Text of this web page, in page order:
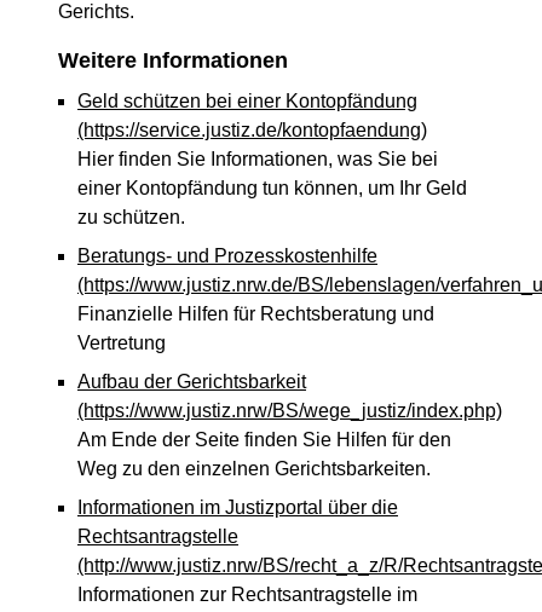
Gerichts.
Weitere Informationen
Geld schützen bei einer Kontopfändung
(https://service.justiz.de/kontopfaendung)
Hier finden Sie Informationen, was Sie bei
einer Kontopfändung tun können, um Ihr Geld
zu schützen.
Beratungs- und Prozesskostenhilfe
(https://www.justiz.nrw.de/BS/lebenslagen/
Finanzielle Hilfen für Rechtsberatung und
Vertretung
Aufbau der Gerichtsbarkeit
(https://www.justiz.nrw/BS/wege_justiz/index.php)
Am Ende der Seite finden Sie Hilfen für den
Weg zu den einzelnen Gerichtsbarkeiten.
Informationen im Justizportal über die
Rechtsantragstelle
(http://www.justiz.nrw/BS/recht_a_z/R/
Informationen zur Rechtsantragstelle im